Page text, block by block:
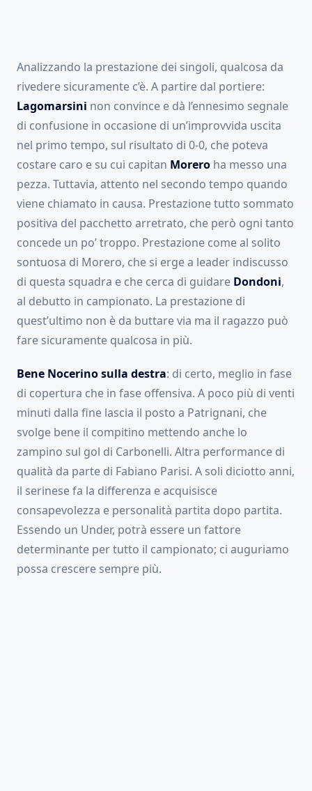
Analizzando la prestazione dei singoli, qualcosa da
rivedere sicuramente c’è. A partire dal portiere:
Lagomarsini non convince e dà l’ennesimo segnale
di confusione in occasione di un’improvvida uscita
nel primo tempo, sul risultato di 0-0, che poteva
costare caro e su cui capitan Morero ha messo una
pezza. Tuttavia, attento nel secondo tempo quando
viene chiamato in causa. Prestazione tutto sommato
positiva del pacchetto arretrato, che però ogni tanto
concede un po’ troppo. Prestazione come al solito
sontuosa di Morero, che si erge a leader indiscusso
di questa squadra e che cerca di guidare Dondoni,
al debutto in campionato. La prestazione di
quest’ultimo non è da buttare via ma il ragazzo può
fare sicuramente qualcosa in più.
Bene Nocerino sulla destra: di certo, meglio in fase
di copertura che in fase offensiva. A poco più di venti
minuti dalla fine lascia il posto a Patrignani, che
svolge bene il compitino mettendo anche lo
zampino sul gol di Carbonelli. Altra performance di
qualità da parte di Fabiano Parisi. A soli diciotto anni,
il serinese fa la differenza e acquisisce
consapevolezza e personalità partita dopo partita.
Essendo un Under, potrà essere un fattore
determinante per tutto il campionato; ci auguriamo
possa crescere sempre più.